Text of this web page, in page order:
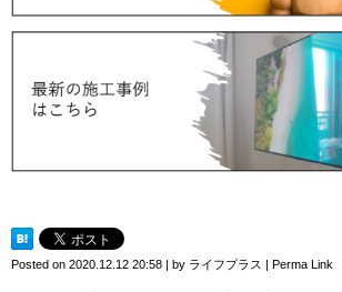
Posted on 2020.12.12 20:58 by ライフプラス Perma Link